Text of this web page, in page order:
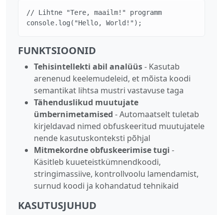
// Lihtne "Tere, maailm!" programm
console.log("Hello, World!");
FUNKTSIOONID
Tehisintellekti abil analüüs- Kasutab
arenenud keelemudeleid, et mõista koodi
semantikat lihtsa mustri vastavuse taga
Tähenduslikud muutujate
ümbernimetamised - Automaatselt tuletab
kirjeldavad nimed obfuskeeritud muutujatele
nende kasutuskonteksti põhjal
Mitmekordne obfuskeerimise tugi -
Käsitleb kuueteistkümnendkoodi,
stringimassiive, kontrollvoolu lamendamist,
surnud koodi ja kohandatud tehnikaid
KASUTUSJUHUD